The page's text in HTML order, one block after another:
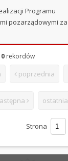
Programu
pozarządowymi za
rekordów
poprzednia
ostatnia
Strona